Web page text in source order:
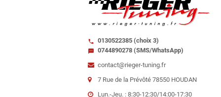
call 0130522385 (choix 3)
sms
0744890278 (SMS/WhatsApp)
contact@rieger-tuning.fr
7 Rue de la Prévôté 78550 HOUDAN
Lun.-Jeu. : 8:30-12:30/14:00-17:30